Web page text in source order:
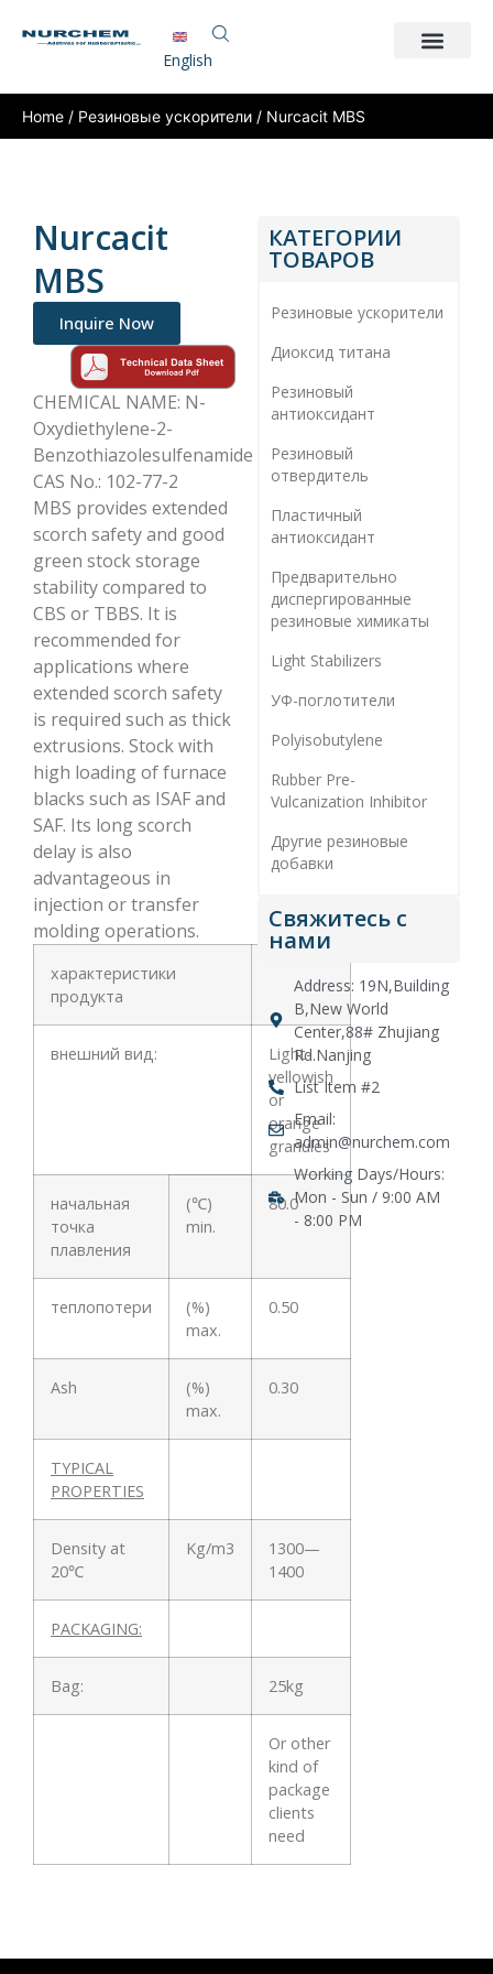
English
Home / Резиновые ускорители / Nurcacit MBS
Nurcacit
MBS
Inquire Now
CHEMICAL NAME: N-
Oxydiethylene-2-
Benzothiazolesulfenamide
CAS No.: 102-77-2
MBS provides extended
scorch safety and good
green stock storage
stability compared to
CBS or TBBS. It is
recommended for
applications where
extended scorch safety
is required such as thick
extrusions. Stock with
high loading of furnace
blacks such as ISAF and
SAF. Its long scorch
delay is also
advantageous in
injection or transfer
molding operations.
характеристики
продукта
внешний вид:
Light-
yellowish
or
orange
granules
начальная
точка
плавления
(℃)
min.
80.0
теплопотери
(%)
max.
0.50
Ash
(%)
max.
0.30
TYPICAL
PROPERTIES
Density at
20℃
Kg/m3
1300—
1400
PACKAGING:
Bag: 25kg
Or other
kind of
package
clients
need
КАТЕГОРИИ
ТОВАРОВ
Резиновые ускорители
Диоксид титана
Резиновый
антиоксидант
Резиновый
отвердитель
Пластичный
антиоксидант
Предварительно
диспергированные
резиновые химикаты
Light Stabilizers
УФ-поглотители
Polyisobutylene
Rubber Pre-
Vulcanization Inhibitor
Другие резиновые
добавки
Свяжитесь с
нами
Address: 19N,Building
B,New World
Center,88# Zhujiang
Rd.Nanjing
List Item #2
Email:
admin@nurchem.com
Working Days/Hours:
Mon - Sun / 9:00 AM
- 8:00 PM